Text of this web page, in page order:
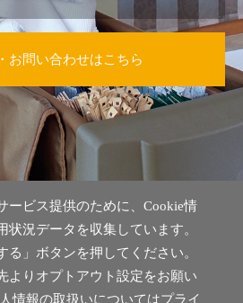
ービス提供のために、Cookie情
状況データを収集しています。
る」ボタンを押してください。
よりオプトアウト設定をお願い
情報の取扱いについてはプライ
お問い合わせはこちら
お問い合わせはこちら
日を除く 9:00〜18:00